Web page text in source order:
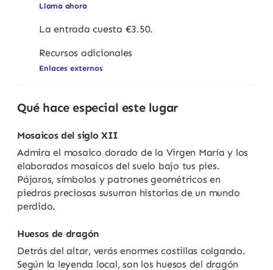
Llama ahora
La entrada cuesta €3.50.
Recursos adicionales
Enlaces externos
Qué hace especial este lugar
Mosaicos del siglo XII
Admira el mosaico dorado de la Virgen María y los
elaborados mosaicos del suelo bajo tus pies.
Pájaros, símbolos y patrones geométricos en
piedras preciosas susurran historias de un mundo
perdido.
Huesos de dragón
Detrás del altar, verás enormes costillas colgando.
Según la leyenda local, son los huesos del dragón